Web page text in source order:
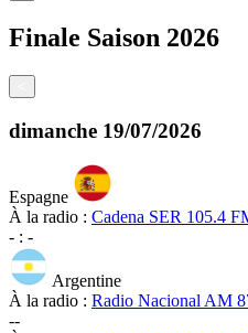
Finale Saison 2026
dimanche 19/07/2026
Espagne
À la radio : Cadena SER 105.4
- : -
Argentine
À la radio : Radio Nacional AM
--